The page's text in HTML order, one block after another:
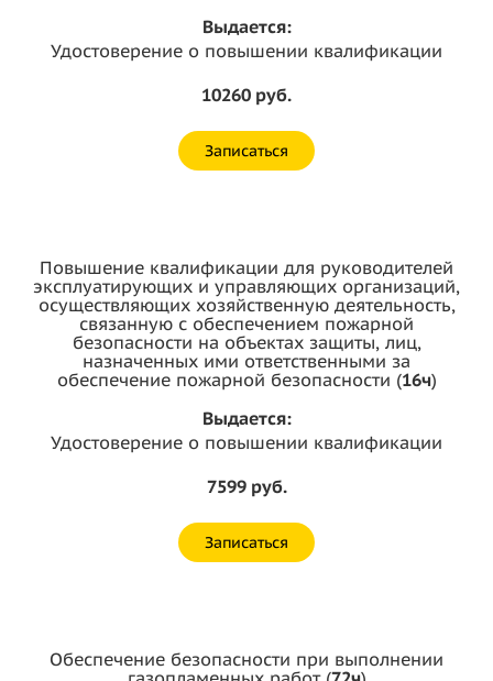
Выдается:
Удостоверение о повышении квалификации
10260 руб.
Записаться
Повышение квалификации для руководителей
эксплуатирующих и управляющих организаций,
осуществляющих хозяйственную деятельность,
связанную с обеспечением пожарной
безопасности на объектах защиты, лиц,
назначенных ими ответственными за
обеспечение пожарной безопасности (16ч)
Выдается:
Удостоверение о повышении квалификации
7599 руб.
Записаться
Обеспечение безопасности при выполнении